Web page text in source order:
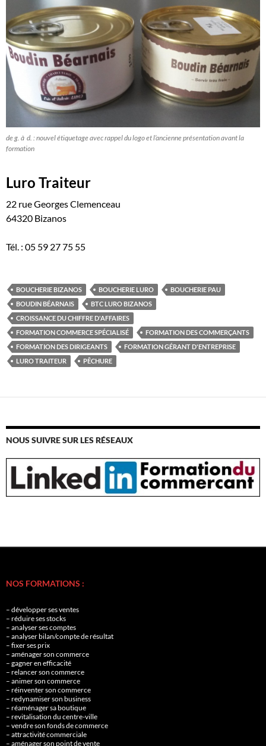
de g. à d. : nouvel étiquetage avec rappel du logo et l’ancienne présentation avant la
formation
Luro Traiteur
22 rue Georges Clemenceau
64320 Bizanos
Tél. : 05 59 27 75 55
BOUCHERIE BIZANOS BOUCHERIE LURO
BOUCHERIE PAU
BOUDIN BÉARNAIS
BTC LURO BIZANOS
CROISSANCE DU CHIFFRE D'AFFAIRES
FORMATION COMMERCE SPÉCIALISÉ
FORMATION DES COMMERÇANTS
FORMATION DES DIRIGEANTS
FORMATION GÉRANT D'ENTREPRISE
LURO TRAITEUR
PÊCHURE
NOUS SUIVRE SUR LES RÉSEAUX
NOS FORMATIONS :
– développer ses ventes
– réduire ses stocks
– analyser ses comptes
– analyser bilan/compte de résultat
– fixer ses prix
– aménager son commerce
– gagner en efficacité
– relancer son commerce
– animer son commerce
– réinventer son commerce
– redynamiser son business
– réaménager sa boutique
– revitalisation du centre-ville
– vendre son fonds de commerce
– attractivité commerciale
– aménager son point de vente